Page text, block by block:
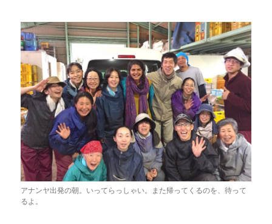
アナンヤ出発の朝。いってらっしゃい。また帰ってくるのを、待って
るよ。